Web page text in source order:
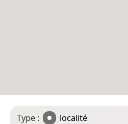
Type :
localité